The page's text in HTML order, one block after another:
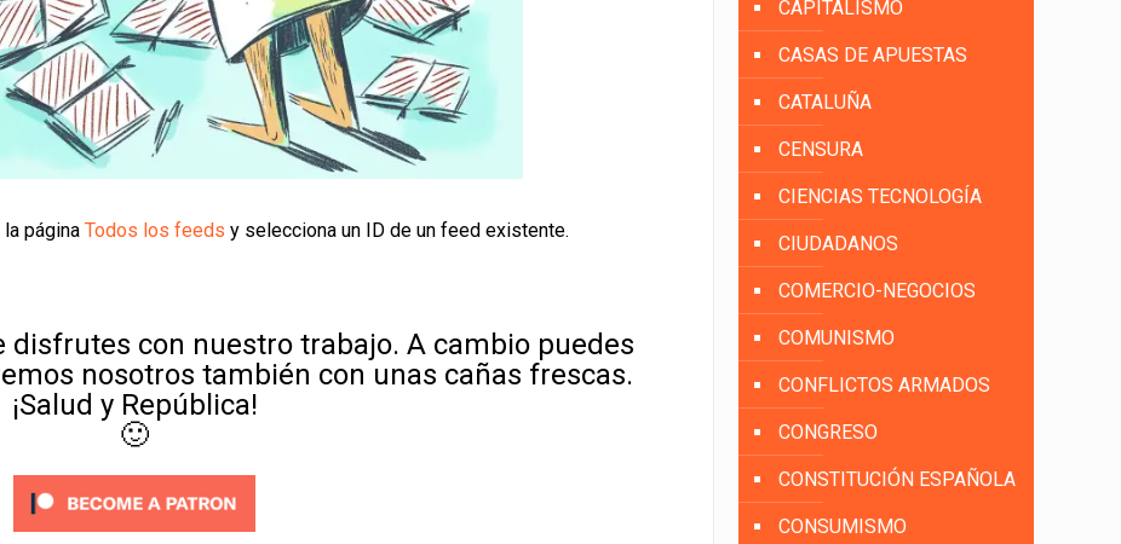
la páginaTodos los feeds y selecciona un ID de un feed existente.
disfrutes con nuestro trabajo. A cambio puedes
nosotros también con unas cañas frescas.
¡Salud y República!
🙂
CAPITALISMO
CASAS DE APUESTAS
CATALUÑA
CENSURA
CIENCIAS TECNOLOGÍA
CIUDADANOS
COMERCIO-NEGOCIOS
COMUNISMO
CONFLICTOS ARMADOS
CONGRESO
CONSTITUCIÓN ESPAÑOLA
CONSUMISMO